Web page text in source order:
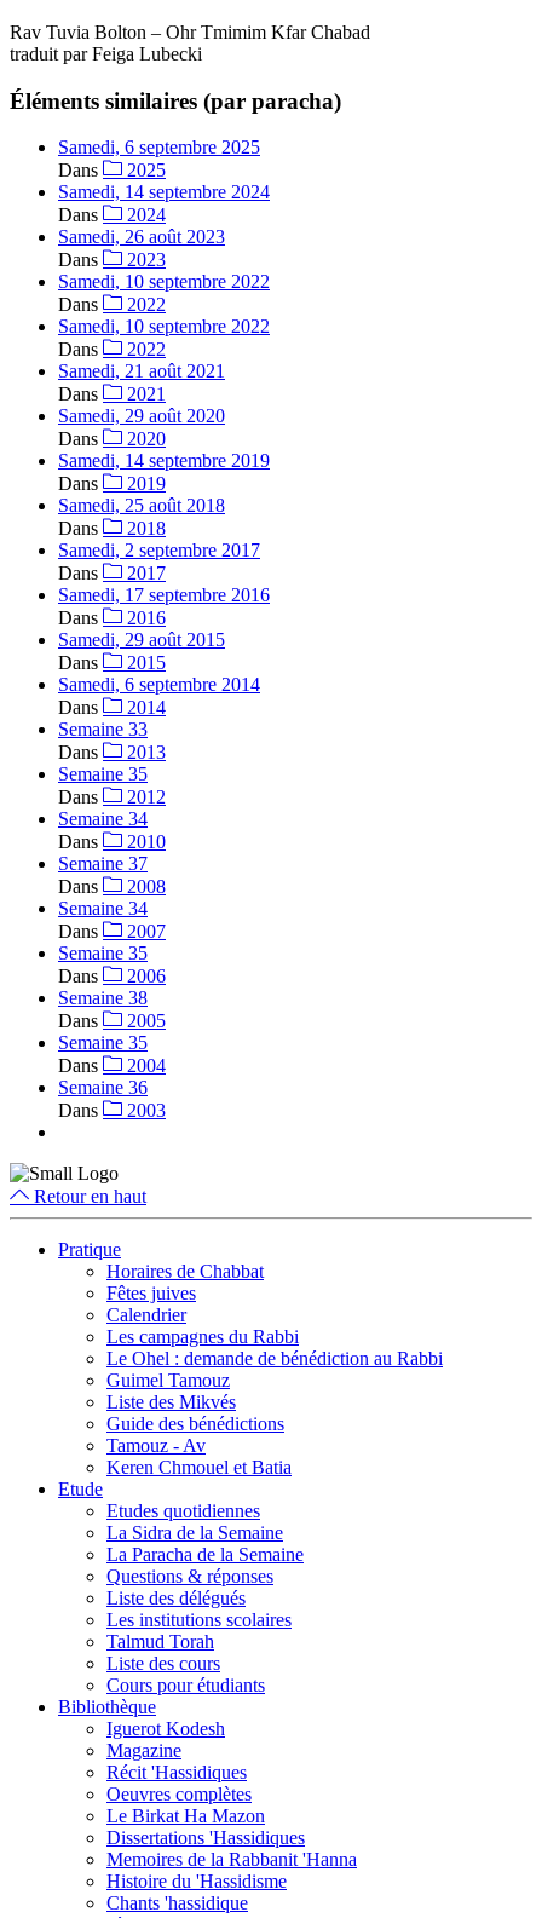
Rav Tuvia Bolton – Ohr Tmimim Kfar Chabad
traduit par Feiga Lubecki
Éléments similaires (par paracha)
Samedi, 6 septembre 2025
Dans
2025
Samedi, 14 septembre 2024
Dans
2024
Samedi, 26 août 2023
Dans
2023
Samedi, 10 septembre 2022
Dans
2022
Samedi, 10 septembre 2022
Dans
2022
Samedi, 21 août 2021
Dans
2021
Samedi, 29 août 2020
Dans
2020
Samedi, 14 septembre 2019
Dans
2019
Samedi, 25 août 2018
Dans
2018
Samedi, 2 septembre 2017
Dans
2017
Samedi, 17 septembre 2016
Dans
2016
Samedi, 29 août 2015
Dans
2015
Samedi, 6 septembre 2014
Dans
2014
Semaine 33
Dans
2013
Semaine 35
Dans
2012
Semaine 34
Dans
2010
Semaine 37
Dans
2008
Semaine 34
Dans
2007
Semaine 35
Dans
2006
Semaine 38
Dans
2005
Semaine 35
Dans
2004
Semaine 36
Dans
2003
Retour en haut
Pratique
Horaires de Chabbat
Fêtes juives
Calendrier
Les campagnes du Rabbi
Le Ohel : demande de bénédiction au Rabbi
Guimel Tamouz
Liste des Mikvés
Guide des bénédictions
Tamouz - Av
Keren Chmouel et Batia
Etude
Etudes quotidiennes
La Sidra de la Semaine
La Paracha de la Semaine
Questions & réponses
Liste des délégués
Les institutions scolaires
Talmud Torah
Liste des cours
Cours pour étudiants
Bibliothèque
Iguerot Kodesh
Magazine
Récit 'Hassidiques
Oeuvres complètes
Le Birkat Ha Mazon
Dissertations 'Hassidiques
Memoires de la Rabbanit 'Hanna
Histoire du 'Hassidisme
Chants 'hassidique